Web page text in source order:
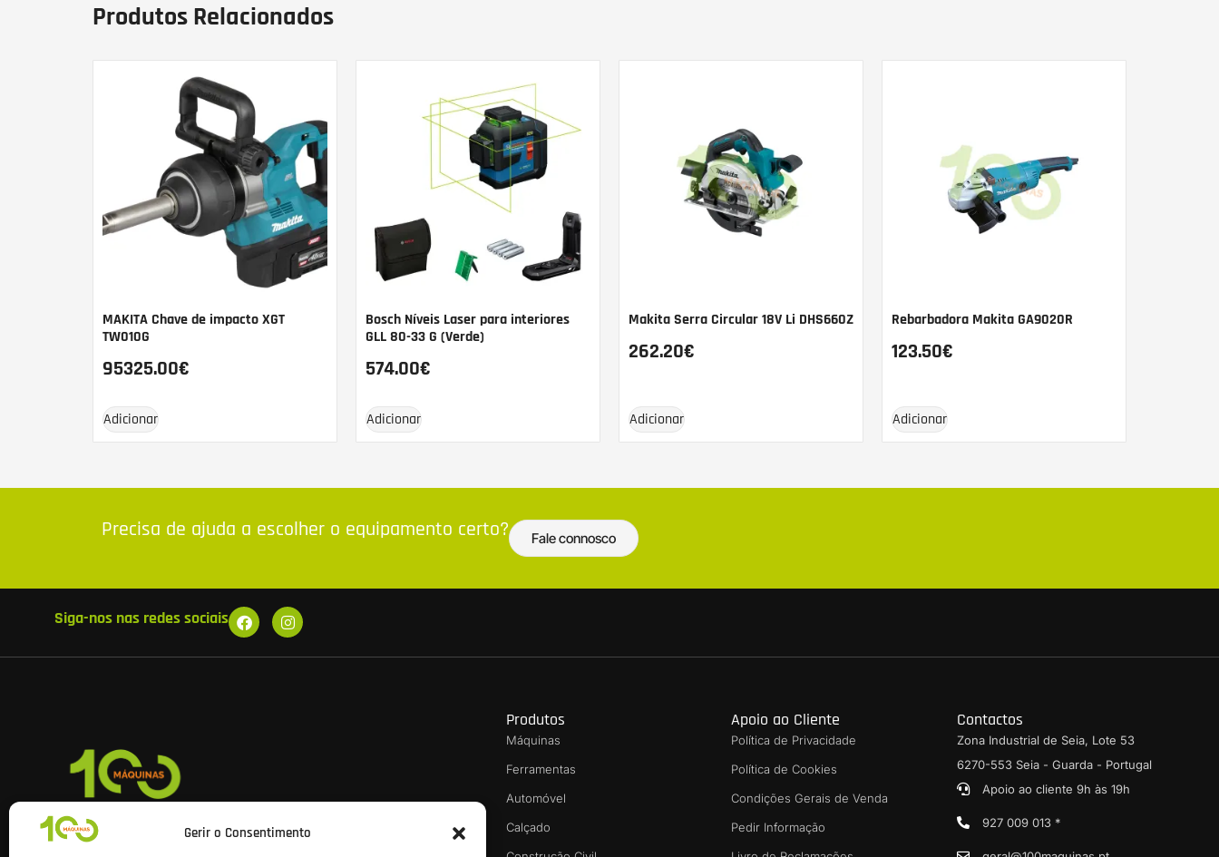
Gerir o Consentimento
Produtos Relacionados
MAKITA Chave de impacto XGT
TW010G
95325.00€
Adicionar
Bosch Níveis Laser para interiores
GLL 80-33 G (Verde)
574.00€
Adicionar
Makita Serra Circular 18V Li DHS660Z
262.20€
Adicionar
Rebarbadora Makita GA9020R
123.50€
Adicionar
Precisa de ajuda a escolher o equipamento certo? Fale connosco
Siga-nos nas redes sociais
Na 100Máquinas encontra equipamentos e ferramentas profissionais
das melhores marcas, com apoio especializado, stock real e envios
Produtos
Máquinas
Ferramentas
Automóvel
Calçado
Apoio ao Cliente
Política de Privacidade
Política de Cookies
Condições Gerais de Venda
Pedir Informação
Contactos
Zona Industrial de Seia, Lote 53
6270-553 Seia - Guarda - Portugal
Apoio ao cliente 9h às 19h
927 009 013 *